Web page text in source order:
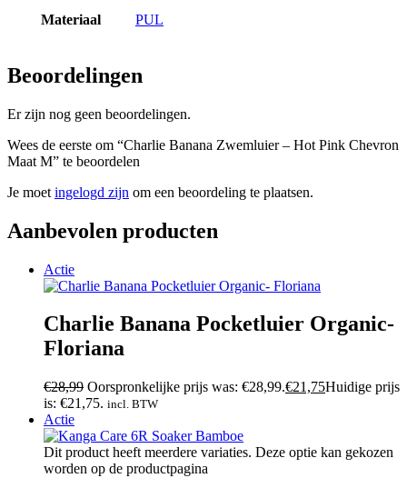
Materiaal PUL
Beoordelingen
Er zijn nog geen beoordelingen.
Wees de eerste om “Charlie Banana Zwemluier – Hot Pink Chevron
Maat M” te beoordelen
Je moet ingelogd zijn om een beoordeling te plaatsen.
Aanbevolen producten
Actie
Charlie Banana Pocketluier Organic-
Floriana
€28,99 Oorspronkelijke prijs was: €28,99.€21,75Huidige prijs
is: €21,75. incl. BTW
Actie
Dit product heeft meerdere variaties. Deze optie kan gekozen
worden op de productpagina